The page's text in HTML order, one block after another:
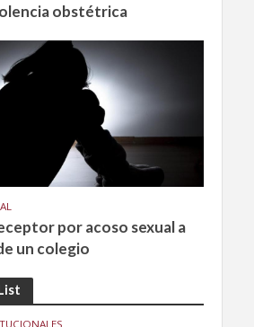
obstétrica
por acoso sexual a
un colegio